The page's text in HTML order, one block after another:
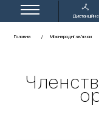
Дистанційне
Головна Міжнародні зв’язки